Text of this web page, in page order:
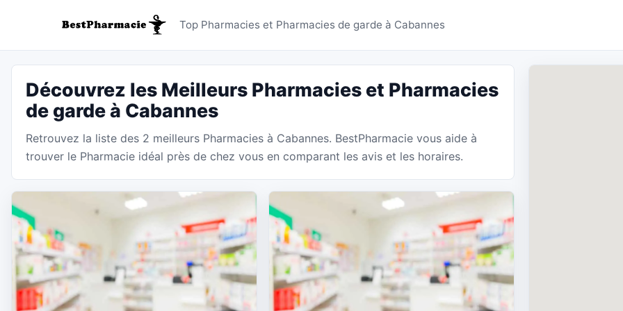
Pharmacies Cabannes -
Top Pharmacies et Pharmacies de garde à Cabannes
Découvrez les Meilleurs Pharmacies et Pharmacies
de garde à Cabannes
Retrouvez la liste des 2 meilleurs Pharmacies à Cabannes. BestPharmacie vous aide à
trouver le Pharmacie idéal près de chez vous en comparant les avis et les horaires.